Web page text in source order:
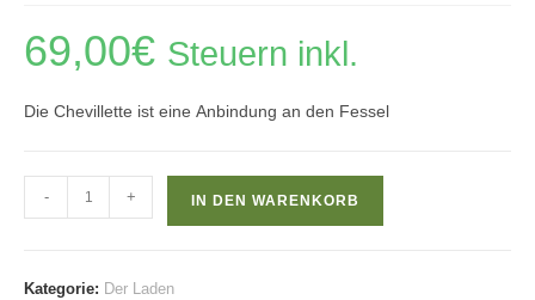
69,00€ Steuern inkl.
Die Chevillette ist eine Anbindung an den Fessel
Chevillette
Menge
- + IN DEN WARENKORB
Kategorie: Der Laden